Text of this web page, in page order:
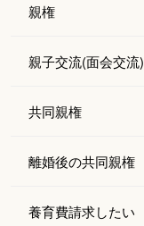
親権
親子交流(面会交流)
共同親権
離婚後の共同親権
養育費請求したい